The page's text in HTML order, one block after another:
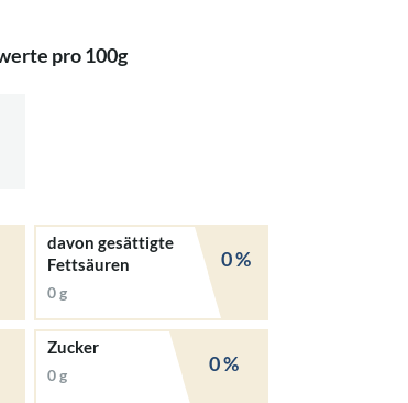
pro 100g
davon gesättigte
Fettsäuren
0 g
0 %
Zucker
0 g 0 %